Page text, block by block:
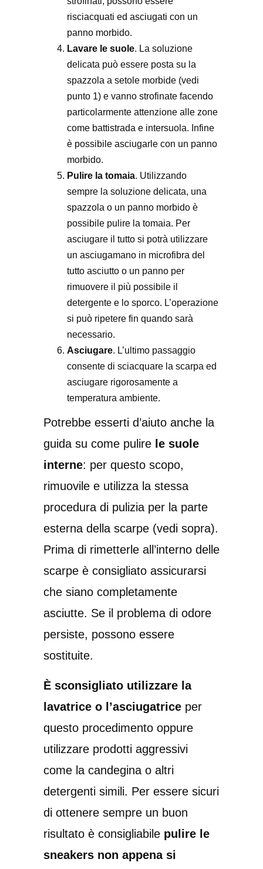
risciacquati ed asciugati con un
panno morbido.
Lavare le suole. La soluzione
delicata può essere posta su la
spazzola a setole morbide (vedi
punto 1) e vanno strofinate facendo
particolarmente attenzione alle zone
come battistrada e intersuola. Infine
è possibile asciugarle con un panno
morbido.
Pulire la tomaia. Utilizzando
sempre la soluzione delicata, una
spazzola o un panno morbido è
possibile pulire la tomaia. Per
asciugare il tutto si potrà utilizzare
un asciugamano in microfibra del
tutto asciutto o un panno per
rimuovere il più possibile il
detergente e lo sporco. L’operazione
si può ripetere fin quando sarà
necessario.
Asciugare. L’ultimo passaggio
consente di sciacquare la scarpa ed
asciugare rigorosamente a
temperatura ambiente.
Potrebbe esserti d’aiuto anche la
guida su come pulire le suole
interne: per questo scopo,
rimuovile e utilizza la stessa
procedura di pulizia per la parte
esterna della scarpe (vedi sopra).
Prima di rimetterle all’interno delle
scarpe è consigliato assicurarsi
che siano completamente
asciutte. Se il problema di odore
persiste, possono essere
sostituite.
È sconsigliato utilizzare la
lavatrice o l’asciugatrice per
questo procedimento oppure
utilizzare prodotti aggressivi
come la candegina o altri
detergenti simili. Per essere sicuri
di ottenere sempre un buon
risultato è consigliabile pulire le
sneakers non appena si